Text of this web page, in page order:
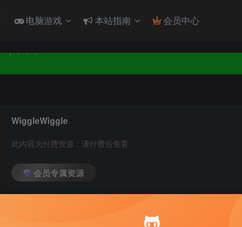
电脑游戏 本站指南 会员中心
WiggleWiggle
此内容为付费资源，请付费后查看
会员专属资源